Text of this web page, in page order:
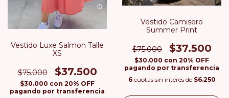
Vestido Luxe Salmon Talle
XS
$75.000 $37.500
$30.000 con 20% OFF
pagando por transferencia
Vestido Camisero
Summer Print
$75.000 $37.500
$30.000 con 20% OFF
pagando por transferencia
6 cuotas sin interés de $6.250